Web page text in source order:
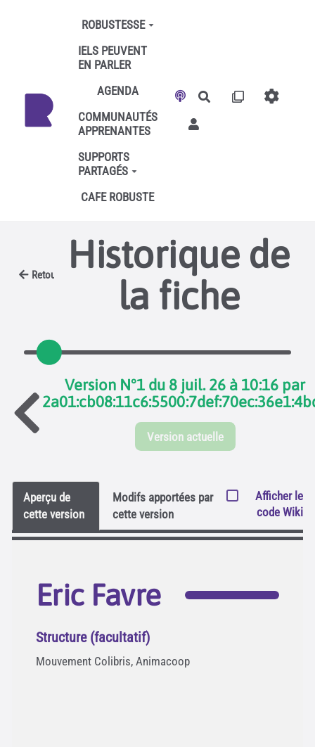
Aller au contenu principal
ROBUSTESSE
IELS PEUVENT
EN PARLER
AGENDA
COMMUNAUTÉS
APPRENANTES
SUPPORTS
PARTAGÉS
CAFE ROBUSTE
Rechercher
Retour
Historique de
la fiche
Version N°1 du 8 juil. 26 à 10:16 par
Version actuelle
Aperçu de
cette version
Modifs apportées par
cette version
Afficher le
code Wiki
Eric Favre
Structure (facultatif)
Mouvement Colibris, Animacoop